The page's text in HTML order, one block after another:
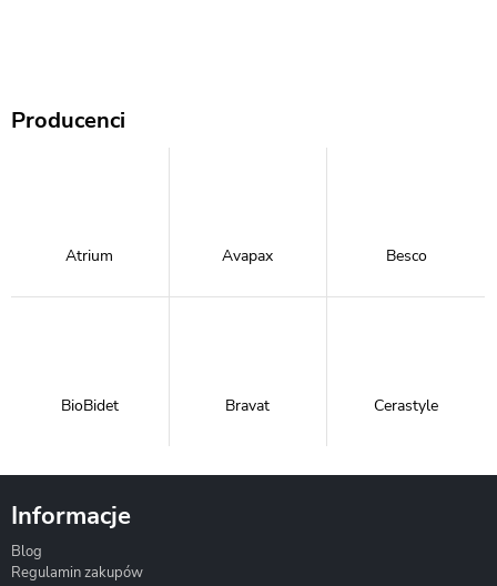
Producenci
Atrium Avapax Besco
BioBidet Bravat Cerastyle
Informacje
Blog
Regulamin zakupów